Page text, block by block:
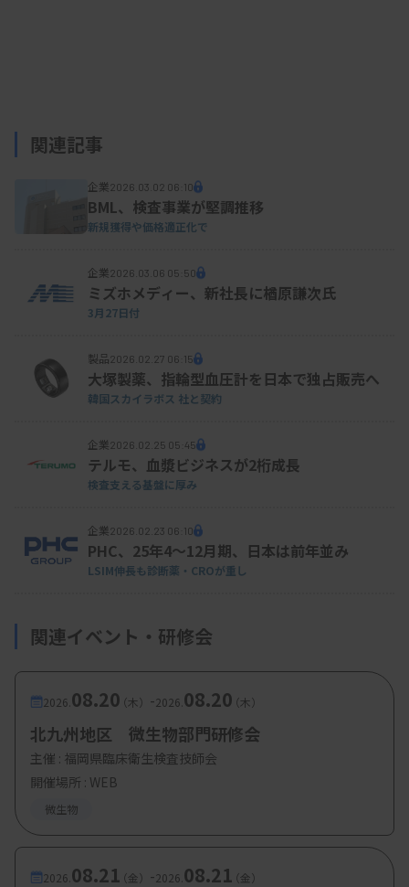
関連記事
企業2026.03.02 06:10
BML、検査事業が堅調推移
新規獲得や価格適正化で
企業2026.03.06 05:50
ミズホメディー、新社長に楢原謙次氏
3月27日付
製品2026.02.27 06:15
大塚製薬、指輪型血圧計を日本で独占販売へ
韓国スカイラボス 社と契約
企業2026.02.25 05:45
テルモ、血漿ビジネスが2桁成長
検査支える基盤に厚み
企業2026.02.23 06:10
PHC、25年4～12月期、日本は前年並み
LSIM伸長も診断薬・CROが重し
関連イベント・研修会
2026. 08.20（木） -2026. 08.20（木）
北九州地区 微生物部門研修会
主催 : 福岡県臨床衛生検査技師会
開催場所 : WEB
微生物
2026. 08.21（金） -2026. 08.21（金）